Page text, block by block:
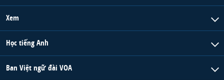
Xem
Học tiếng Anh
Ban Việt ngữ đài VOA